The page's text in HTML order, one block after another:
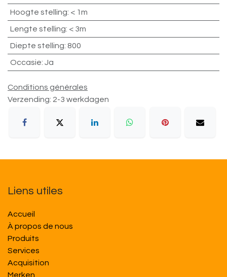
Hoogte stelling: < 1m
Lengte stelling: < 3m
Diepte stelling: 800
Occasie: Ja
Conditions générales
Verzending: 2-3 werkdagen
Liens utiles
Accueil
À propos de nous
Produits
Services
Acquisition
M​​erken